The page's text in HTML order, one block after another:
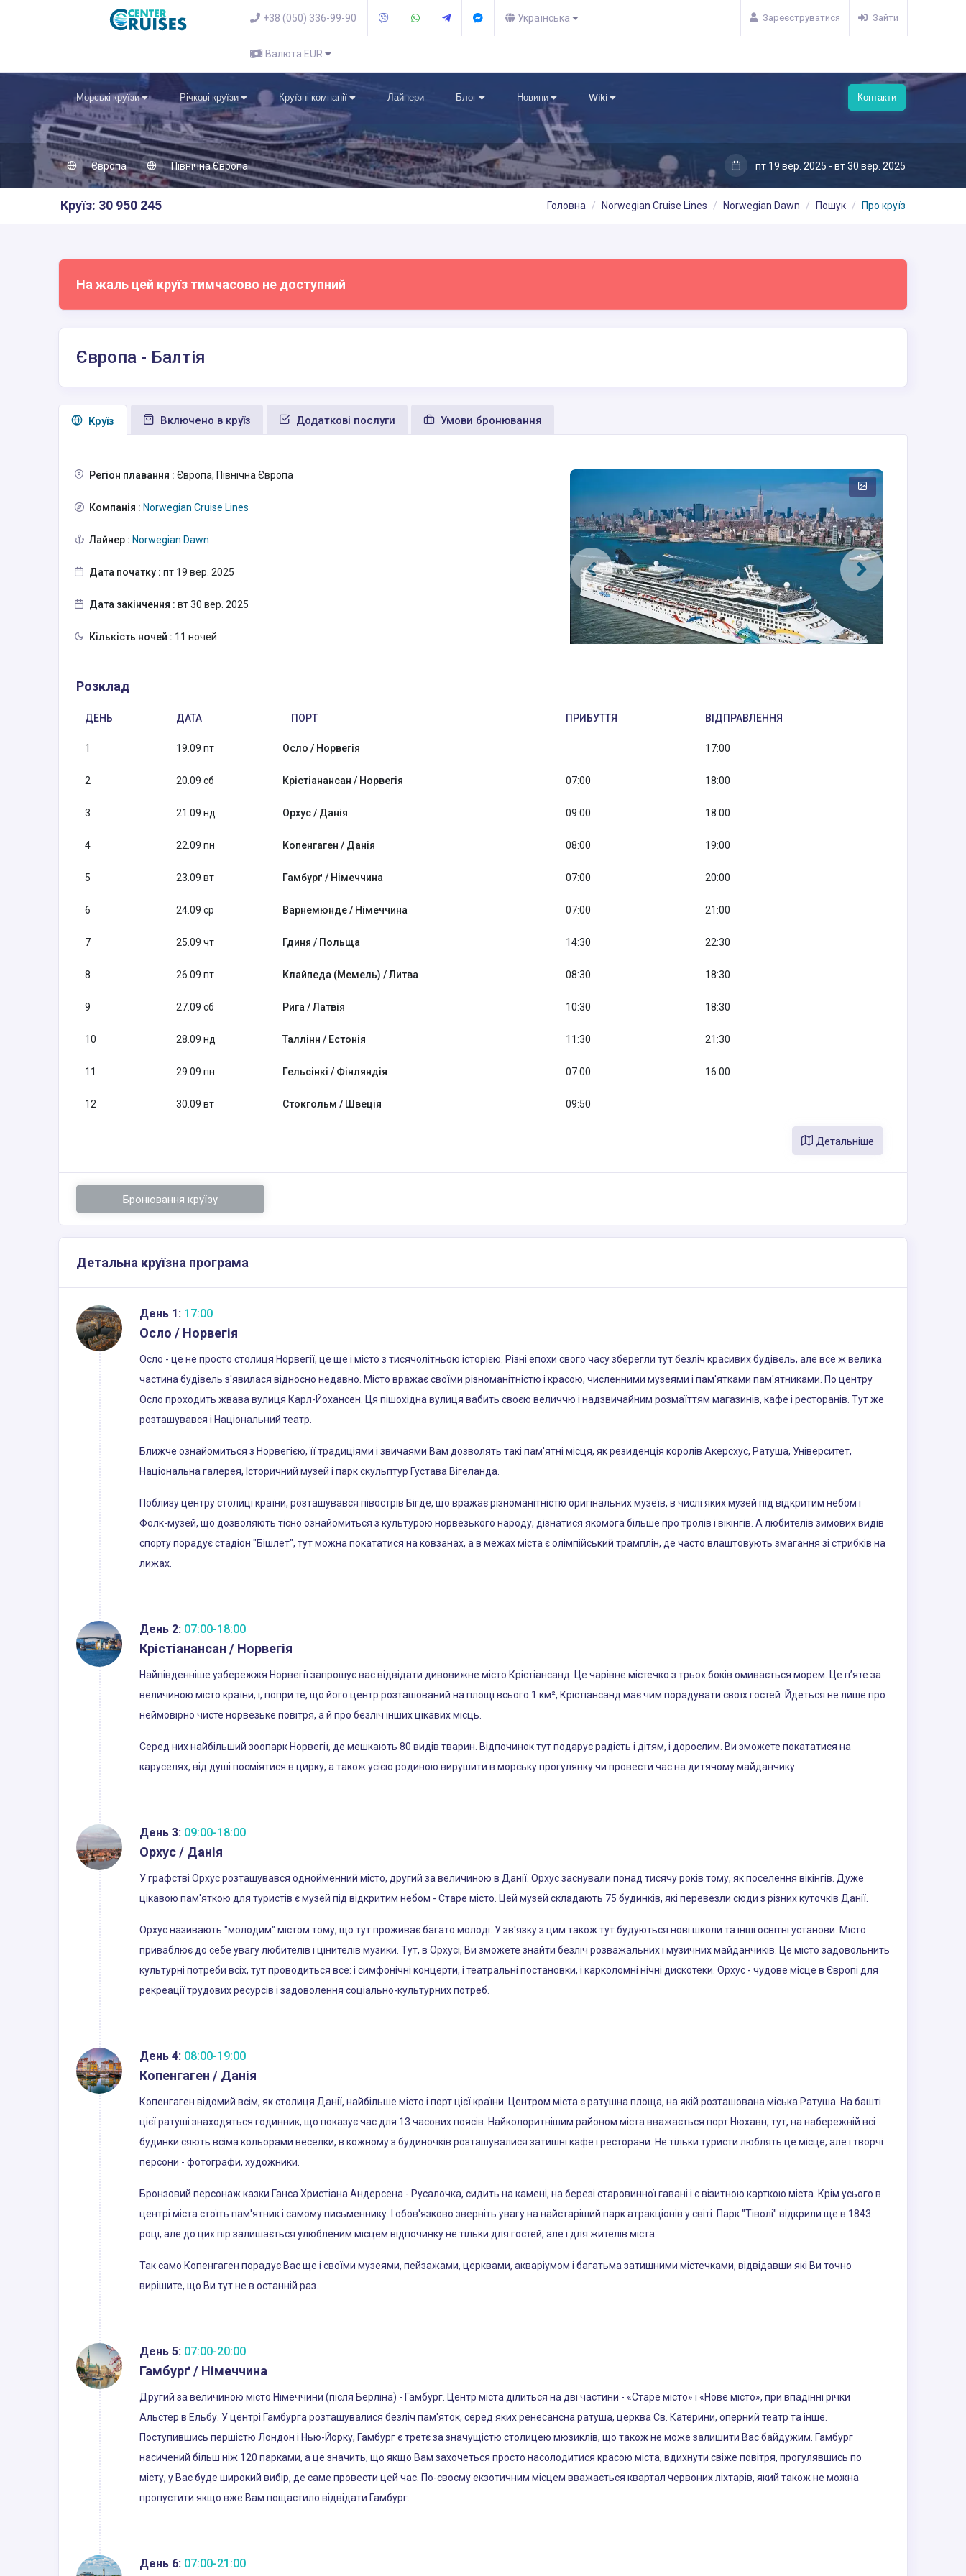
+38 (050) 336-99-90 Українська
Валюта EUR
Зареєструватися Зайти
Морські круїзи Річкові круїзи Круїзні компанії Лайнери Блог Новини Wiki Контакти
Європа Північна Європа пт 19 вер. 2025 - вт 30 вер. 2025
Круїз: 30 950 245 Головна Norwegian Cruise Lines Norwegian Dawn Пошук Про круїз
На жаль цей круїз тимчасово не доступний
Європа - Балтія
Круїз Включено в круїз Додаткові послуги Умови бронювання
Регіон плавання : Європа, Північна Європа
Компанія : Norwegian Cruise Lines
Лайнер : Norwegian Dawn
Дата початку : пт 19 вер. 2025
Дата закінчення : вт 30 вер. 2025
Кількість ночей : 11 ночей
Розклад
ДЕНЬ ДАТА ПОРТ ПРИБУТТЯ ВІДПРАВЛЕННЯ
1 19.09 пт Осло / Норвегія 17:00
2 20.09 сб Крістіанансан / Норвегія 07:00 18:00
3 21.09 нд Орхус / Данія 09:00 18:00
4 22.09 пн Копенгаген / Данія 08:00 19:00
5 23.09 вт Гамбурґ / Німеччина 07:00 20:00
6 24.09 ср Варнемюнде / Німеччина 07:00 21:00
7 25.09 чт Гдиня / Польща 14:30 22:30
8 26.09 пт Клайпеда (Мемель) / Литва 08:30 18:30
9 27.09 сб Рига / Латвія 10:30 18:30
10 28.09 нд Таллінн / Естонія 11:30 21:30
11 29.09 пн Гельсінкі / Фінляндія 07:00 16:00
12 30.09 вт Стокгольм / Швеція 09:50
Детальніше
Бронювання круїзу
Детальна круїзна програма
День 1: 17:00
Осло / Норвегія
Осло - це не просто столиця Норвегії, це ще і місто з тисячолітньою історією. Різні епохи свого часу зберегли тут безліч красивих будівель, але все ж велика
частина будівель з'явилася відносно недавно. Місто вражає своїми різноманітністю і красою, численними музеями і пам'ятками пам'ятниками. По центру
Осло проходить жвава вулиця Карл-Йохансен. Ця пішохідна вулиця вабить своєю величчю і надзвичайним розмаїттям магазинів, кафе і ресторанів. Тут же
розташувався і Національний театр.
Ближче ознайомиться з Норвегією, її традиціями і звичаями Вам дозволять такі пам'ятні місця, як резиденція королів Акерсхус, Ратуша, Університет,
Національна галерея, Історичний музей і парк скульптур Густава Вігеланда.
Поблизу центру столиці країни, розташувався півострів Бігде, що вражає різноманітністю оригінальних музеїв, в числі яких музей під відкритим небом і
Фолк-музей, що дозволяють тісно ознайомиться з культурою норвезького народу, дізнатися якомога більше про тролів і вікінгів. А любителів зимових видів
спорту порадує стадіон "Бішлет", тут можна покататися на ковзанах, а в межах міста є олімпійський трамплін, де часто влаштовують змагання зі стрибків на
лижах.
День 2: 07:00-18:00
Крістіанансан / Норвегія
Найпівденніше узбережжя Норвегії запрошує вас відвідати дивовижне місто Крістіансанд. Це чарівне містечко з трьох боків омивається морем. Це п’яте за
величиною місто країни, і, попри те, що його центр розташований на площі всього 1 км², Крістіансанд має чим порадувати своїх гостей. Йдеться не лише про
неймовірно чисте норвезьке повітря, а й про безліч інших цікавих місць.
Серед них найбільший зоопарк Норвегії, де мешкають 80 видів тварин. Відпочинок тут подарує радість і дітям, і дорослим. Ви зможете покататися на
каруселях, від душі посміятися в цирку, а також усією родиною вирушити в морську прогулянку чи провести час на дитячому майданчику.
День 3: 09:00-18:00
Орхус / Данія
У графстві Орхус розташувався однойменний місто, другий за величиною в Данії. Орхус заснували понад тисячу років тому, як поселення вікінгів. Дуже
цікавою пам'яткою для туристів є музей під відкритим небом - Старе місто. Цей музей складають 75 будинків, які перевезли сюди з різних куточків Данії.
Орхус називають "молодим" містом тому, що тут проживає багато молоді. У зв'язку з цим також тут будуються нові школи та інші освітні установи. Місто
приваблює до себе увагу любителів і цінителів музики. Тут, в Орхусі, Ви зможете знайти безліч розважальних і музичних майданчиків. Це місто задовольнить
культурні потреби всіх, тут проводиться все: і симфонічні концерти, і театральні постановки, і карколомні нічні дискотеки. Орхус - чудове місце в Європі для
рекреації трудових ресурсів і задоволення соціально-культурних потреб.
День 4: 08:00-19:00
Копенгаген / Данія
Копенгаген відомий всім, як столиця Данії, найбільше місто і порт цієї країни. Центром міста є ратушна площа, на якій розташована міська Ратуша. На башті
цієї ратуші знаходяться годинник, що показує час для 13 часових поясів. Найколоритнішим районом міста вважається порт Нюхавн, тут, на набережній всі
будинки сяють всіма кольорами веселки, в кожному з будиночків розташувалися затишні кафе і ресторани. Не тільки туристи люблять це місце, але і творчі
персони - фотографи, художники.
Бронзовий персонаж казки Ганса Христіана Андерсена - Русалочка, сидить на камені, на березі старовинної гавані і є візитною карткою міста. Крім усього в
центрі міста стоїть пам'ятник і самому письменнику. І обов'язково зверніть увагу на найстаріший парк атракціонів у світі. Парк "Тіволі" відкрили ще в 1843
році, але до цих пір залишається улюбленим місцем відпочинку не тільки для гостей, але і для жителів міста.
Так само Копенгаген порадує Вас ще і своїми музеями, пейзажами, церквами, акваріумом і багатьма затишними містечками, відвідавши які Ви точно
вирішите, що Ви тут не в останній раз.
День 5: 07:00-20:00
Гамбурґ / Німеччина
Другий за величиною місто Німеччини (після Берліна) - Гамбург. Центр міста ділиться на дві частини - «Старе місто» і «Нове місто», при впадінні річки
Альстер в Ельбу. У центрі Гамбурга розташувалися безліч пам'яток, серед яких ренесансна ратуша, церква Св. Катерини, оперний театр та інше.
Поступившись першістю Лондон і Нью-Йорку, Гамбург є третє за значущістю столицею мюзиклів, що також не може залишити Вас байдужим. Гамбург
насичений більш ніж 120 парками, а це значить, що якщо Вам захочеться просто насолодитися красою міста, вдихнути свіже повітря, прогулявшись по
місту, у Вас буде широкий вибір, де саме провести цей час. По-своєму екзотичним місцем вважається квартал червоних ліхтарів, який також не можна
пропустити якщо вже Вам пощастило відвідати Гамбург.
День 6: 07:00-21:00